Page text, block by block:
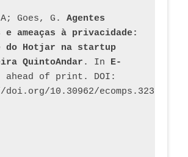
A; Goes, G. Agentes
e ameaças à privacidade:
do Hotjar na startup
QuintoAndar . In E-
ahead of print. DOI:
10.30962/ecomps.3231